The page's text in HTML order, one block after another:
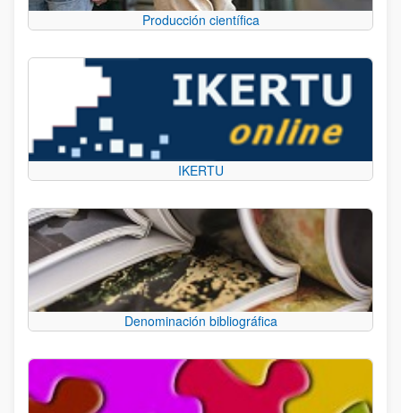
Producción científica
IKERTU
Denominación bibliográfica